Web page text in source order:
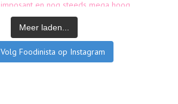
Meer laden...
Volg Foodinista op Instagram